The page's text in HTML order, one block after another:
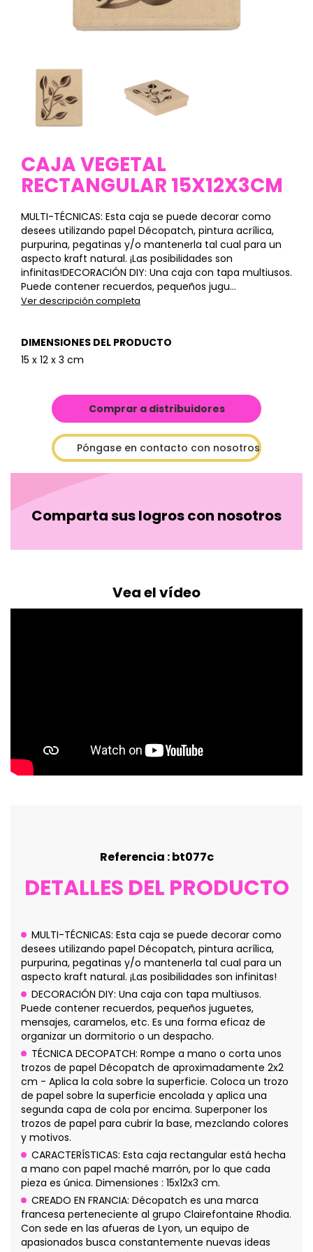
CAJA VEGETAL
RECTANGULAR 15X12X3CM
MULTI-TÉCNICAS: Esta caja se puede decorar como
desees utilizando papel Décopatch, pintura acrílica,
purpurina, pegatinas y/o mantenerla tal cual para un
aspecto kraft natural. ¡Las posibilidades son
infinitas!DECORACIÓN DIY: Una caja con tapa multiusos.
Puede contener recuerdos, pequeños jugu...
Ver descripción completa
DIMENSIONES DEL PRODUCTO
15 x 12 x 3 cm
Comprar a distribuidores
Póngase en contacto con nosotros
Comparta sus logros con nosotros
Vea el vídeo
Referencia : bt077c
DETALLES DEL PRODUCTO
MULTI-TÉCNICAS: Esta caja se puede decorar como
desees utilizando papel Décopatch, pintura acrílica,
purpurina, pegatinas y/o mantenerla tal cual para un
aspecto kraft natural. ¡Las posibilidades son infinitas!
DECORACIÓN DIY: Una caja con tapa multiusos.
Puede contener recuerdos, pequeños juguetes,
mensajes, caramelos, etc. Es una forma eficaz de
organizar un dormitorio o un despacho.
TÉCNICA DECOPATCH: Rompe a mano o corta unos
trozos de papel Décopatch de aproximadamente 2x2
cm - Aplica la cola sobre la superficie. Coloca un trozo
de papel sobre la superficie encolada y aplica una
segunda capa de cola por encima. Superponer los
trozos de papel para cubrir la base, mezclando colores
y motivos.
CARACTERÍSTICAS: Esta caja rectangular está hecha
a mano con papel maché marrón, por lo que cada
pieza es única. Dimensiones : 15x12x3 cm.
CREADO EN FRANCIA: Décopatch es una marca
francesa perteneciente al grupo Clairefontaine Rhodia.
Con sede en las afueras de Lyon, un equipo de
apasionados busca constantemente nuevas ideas